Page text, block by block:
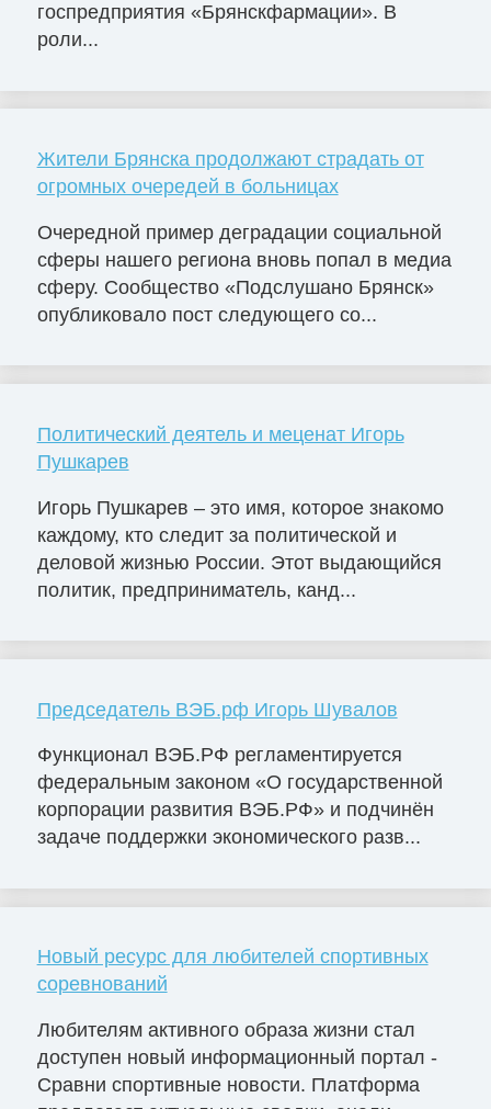
госпредприятия «Брянскфармации». В
роли...
Жители Брянска продолжают страдать от
огромных очередей в больницах
Очередной пример деградации социальной
сферы нашего региона вновь попал в медиа
сферу. Сообщество «Подслушано Брянск»
опубликовало пост следующего со...
Политический деятель и меценат Игорь
Пушкарев
Игорь Пушкарев – это имя, которое знакомо
каждому, кто следит за политической и
деловой жизнью России. Этот выдающийся
политик, предприниматель, канд...
Председатель ВЭБ.рф Игорь Шувалов
Функционал ВЭБ.РФ регламентируется
федеральным законом «О государственной
корпорации развития ВЭБ.РФ» и подчинён
задаче поддержки экономического разв...
Новый ресурс для любителей спортивных
соревнований
Любителям активного образа жизни стал
доступен новый информационный портал -
Сравни спортивные новости. Платформа